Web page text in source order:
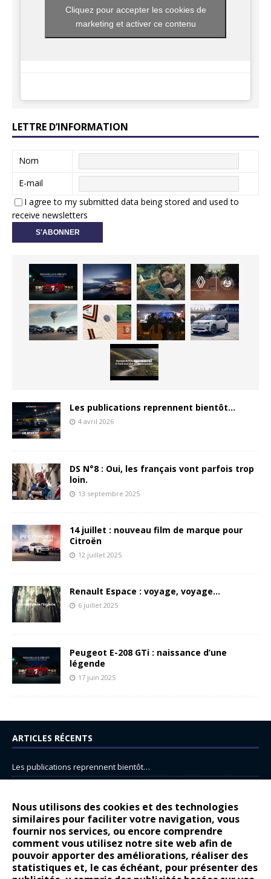
Nous utilisons des cookies et des technologies
similaires pour faciliter votre navigation, vous
fournir nos services, ou encore comprendre
comment vous utilisez notre site web afin de
pouvoir apporter des améliorations, réaliser des
statistiques et, le cas échéant, pour présenter des
Cliquez pour accepter les cookies de
marketing et activer ce contenu
LETTRE D’INFORMATION
Nom
E-mail
I agree to my submitted data being stored and used to
receive newsletters
Les publications reprennent bientôt…
4 avril 2026
DS N°8 : Oui, les français vont parfois trop
loin.
13 septembre 2025
14 juillet : nouveau film de marque pour
Citroën
12 juillet 2025
Renault Espace : voyage, voyage…
6 juillet 2025
Peugeot E-208 GTi : naissance d’une
légende
17 juin 2025
ARTICLES RÉCENTS
Les publications reprennent bientôt…
14 juillet : nouveau film de marque pour Citroën
Renault Espace : voyage, voyage…
Peugeot E-208 GTi : naissance d’une légende
COMMENTAIRES RÉCENTS